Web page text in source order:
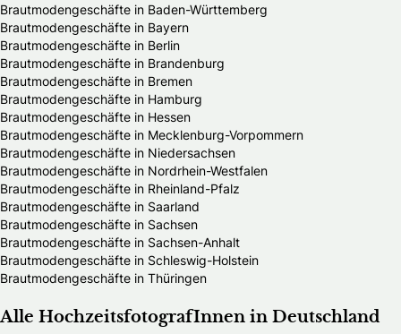
Brautmodengeschäfte in Baden-Württemberg
Brautmodengeschäfte in Bayern
Brautmodengeschäfte in Berlin
Brautmodengeschäfte in Brandenburg
Brautmodengeschäfte in Bremen
Brautmodengeschäfte in Hamburg
Brautmodengeschäfte in Hessen
Brautmodengeschäfte in Mecklenburg-Vorpommern
Brautmodengeschäfte in Niedersachsen
Brautmodengeschäfte in Nordrhein-Westfalen
Brautmodengeschäfte in Rheinland-Pfalz
Brautmodengeschäfte in Saarland
Brautmodengeschäfte in Sachsen
Brautmodengeschäfte in Sachsen-Anhalt
Brautmodengeschäfte in Schleswig-Holstein
Brautmodengeschäfte in Thüringen
Alle HochzeitsfotografInnen in Deutschland